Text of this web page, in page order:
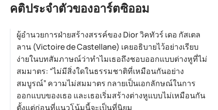
คติประจำตัวของอาร์ตซิออม
ผู้อำนวยการฝ่ายสร้างสรรค์ของ Dior วิคทัวร์ เดอ กัสเตล
ลาน (Victoire de Castellane) เคยอธิบายไว้อย่างเรียบ
ง่ายในบทสัมภาษณ์ว่าทำไมเธอถึงชอบออกแบบต่างหูที่ไม่
สมมาตร: “ไม่มีสิ่งใดในธรรมชาติที่เหมือนกันอย่าง
สมบูรณ์” ความไม่สมมาตร กลายเป็นเอกลักษณ์ในการ
ออกแบบของเธอ และเธอเริ่มสร้างต่างหูแบบไม่เหมือนกัน
ตั้งแต่ก่อนที่แนวโน้มนี้จะเป็นที่นิยม